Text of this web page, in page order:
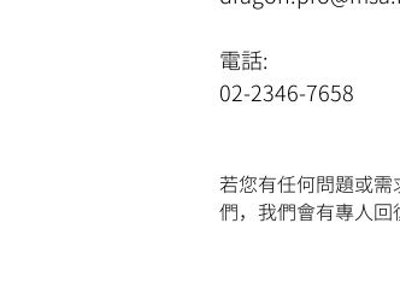
電話:
02-2346-7658​
若您有任何問題或需
們， 我們會有專人回